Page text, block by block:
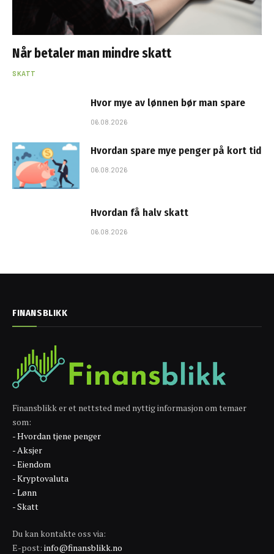
Når betaler man mindre skatt
SKATT
Hvor mye av lønnen bør man spare
06.08.2026
Hvordan spare mye penger på kort tid
06.08.2026
Hvordan få halv skatt
06.08.2026
FINANSBLIKK
Finansblikk er et nettsted med nyttig informasjon om temaer
som:
- Hvordan tjene penger
- Aksjer
- Eiendom
- Kryptovaluta
- Lønn
- Skatt
Du kan kontakte oss via:
E-post: info@finansblikk.no